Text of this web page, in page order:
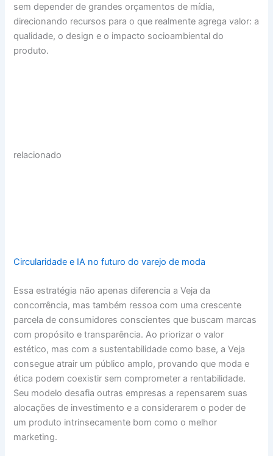
sem depender de grandes orçamentos de mídia,
direcionando recursos para o que realmente agrega valor: a
qualidade, o design e o impacto socioambiental do
produto.
relacionado
Circularidade e IA no futuro do varejo de moda
Essa estratégia não apenas diferencia a Veja da
concorrência, mas também ressoa com uma crescente
parcela de consumidores conscientes que buscam marcas
com propósito e transparência. Ao priorizar o valor
estético, mas com a sustentabilidade como base, a Veja
consegue atrair um público amplo, provando que moda e
ética podem coexistir sem comprometer a rentabilidade.
Seu modelo desafia outras empresas a repensarem suas
alocações de investimento e a considerarem o poder de
um produto intrinsecamente bom como o melhor
marketing.